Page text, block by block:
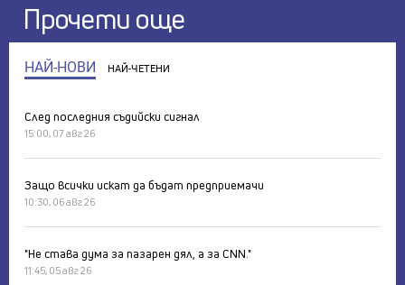
Прочети още
НАЙ-НОВИ НАЙ-ЧЕТЕНИ
След последния съдийски сигнал
15:00, 07 авг 26
Защо всички искат да бъдат предприемачи
10:30, 06 авг 26
"Не става дума за пазарен дял, а за CNN."
11:45, 05 авг 26